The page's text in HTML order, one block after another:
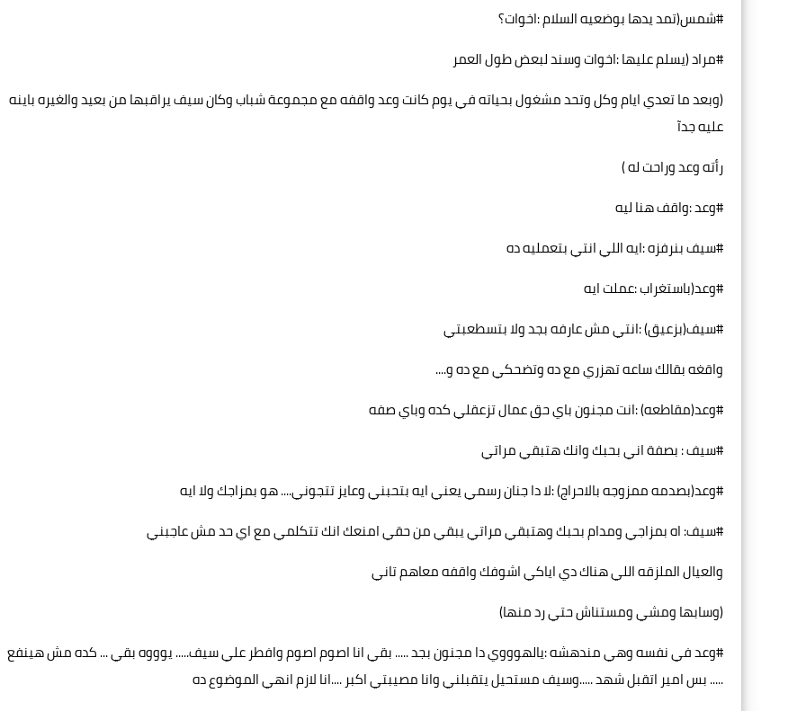
#شمس(تمد يدها بوضعيه السلام :اخوات؟
#مراد (يسلم عليها :اخوات وسند لبعض طول العمر
(وبعد ما تعدي ايام وكل وتحد مشغول بحياته في يوم كانت وعد واقفه مع مجموعة شباب وكان سيف يراقبها من بعيد والغيره باينه
عليه جدآ
رأته وعد وراحت له )
#وعد :واقف هنا ليه
#سيف بنرفزه :ايه اللي انتي بتعمليه ده
#وعد(باستغراب :عملت ايه
#سيف(بزعيق) :انتي مش عارفه بجد ولا بتسطعبتي
واقغه بقالك ساعه تهزري مع ده وتضحكي مع ده و....
#وعد(مقاطعه) :انت مجنون باي حق عمال تزعقلي كده وباي صفه
#سيف : بصفة اني بحبك وانك هتبقي مراتي
#وعد(بصدمه ممزوجه بالاحراج) :لا دا جنان رسمي يعني ايه بتحبني وعايز تتجوني.... هو بمزاجك ولا ايه
#سيف: اه بمزاجي ومدام بحبك وهتبقي مراتي يبقي من حقي امنعك انك تتكلمي مع اي حد مش عاجبني
والعيال الملزقه اللي هناك دي اياكي اشوفك واقفه معاهم تاني
(وسابها ومشي ومستناش حتي رد منها)
#وعد في نفسه وهي مندهشه :يالهوووي دا مجنون بجد ..... بقي انا اصوم اصوم وافطر علي سيف..... يوووه بقي ... كده مش هينفع
..... بس امير اتقبل شهد .....وسيف مستحيل يتقبلني وانا مصيبتي اكبر ....انا لازم انهي الموضوع ده